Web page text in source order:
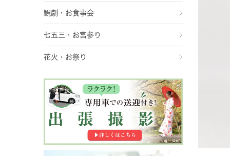
観劇・お食事会
七五三・お宮参り
花火・お祭り